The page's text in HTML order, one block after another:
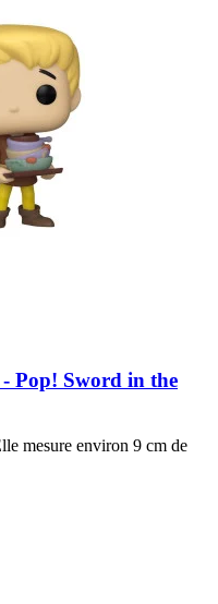
Pop! Sword in the
mesure environ 9 cm de